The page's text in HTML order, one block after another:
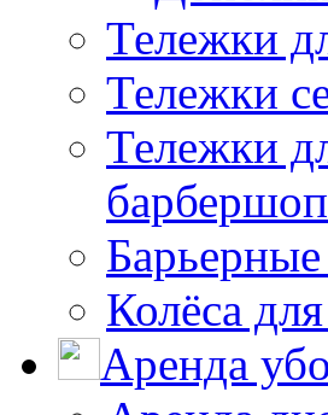
Тележки
Тележки
Тележки
Колёса
Аренда